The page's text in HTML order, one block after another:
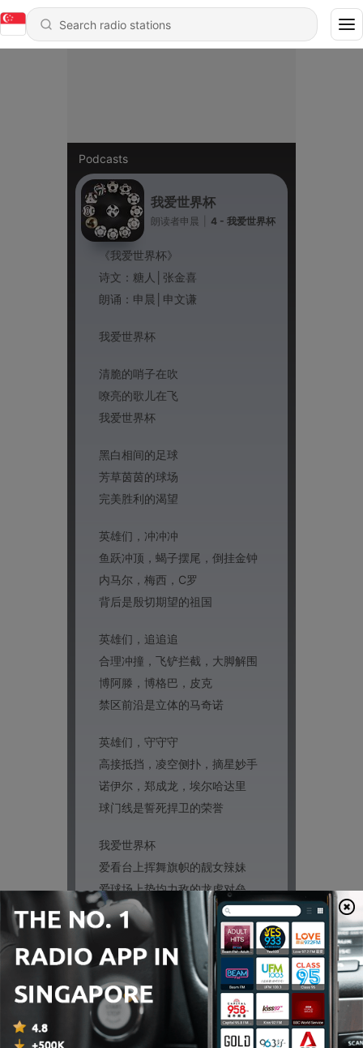
Podcasts
我爱世界杯
朗读者申晨 4 - 我爱世界杯
《我爱世界杯》
诗文：糖人│张金喜
朗诵：申晨 │申文谦
我爱世界杯
清脆的哨子在吹
嘹亮的歌儿在飞
我爱世界杯
黑白相间的足球
芳草茵茵的球场
完美胜利的渴望
英雄们，冲冲冲
鱼跃冲顶，蝎子摆尾，倒挂金钟
内马尔，梅西，C罗
背后是殷切期望的祖国
英雄们，追追追
合理冲撞，飞铲拦截，大脚解围
博阿滕，博格巴，皮克
禁区前沿是立体的马奇诺
英雄们，守守守
高接抵挡，凌空侧扑，摘星妙手
诺伊尔，郑成龙，埃尔哈达里
球门线是誓死捍卫的荣誉
我爱世界杯
爱看台上挥舞旗帜的靓女辣妹
爱球场上势均力敌的龙虎对垒
爱将帅们气急败坏淡定从容
爱解说员妙语连珠谈笑风生
我爱世界杯
爱灿烂奖杯上闪耀的光荣与智慧
也爱黯然出局时沸腾的血与泪水
爱睥睨群雄的呐喊舍我其谁